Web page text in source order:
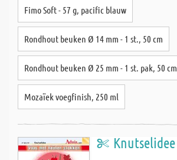
Fimo Soft - 57 g, pacific blauw
Rondhout beuken Ø 14 mm - 1 st., 50 cm
Rondhout beuken Ø 25 mm - 1 st. pak, 50 cm
Mozaïek voegfinish, 250 ml
Knutselidee